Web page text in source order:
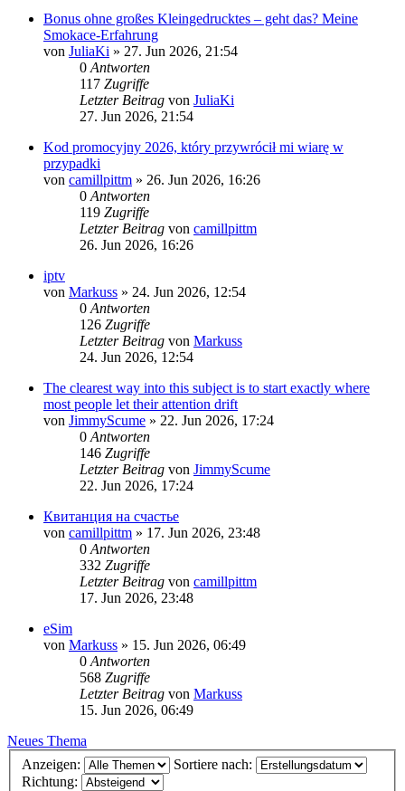
Bonus ohne großes Kleingedrucktes – geht das? Meine
Smokace-Erfahrung
von JuliaKi » 27. Jun 2026, 21:54
0Antworten
117 Zugriffe
Letzter Beitrag von JuliaKi
27. Jun 2026, 21:54
Kod promocyjny 2026, który przywrócił mi wiarę w
przypadki
von camillpittm » 26. Jun 2026, 16:26
0Antworten
119 Zugriffe
Letzter Beitrag von camillpittm
26. Jun 2026, 16:26
iptv
von Markuss » 24. Jun 2026, 12:54
0Antworten
126 Zugriffe
Letzter Beitrag von Markuss
24. Jun 2026, 12:54
The clearest way into this subject is to start exactly where
most people let their attention drift
von JimmyScume » 22. Jun 2026, 17:24
0Antworten
146 Zugriffe
Letzter Beitrag von JimmyScume
22. Jun 2026, 17:24
Квитанция на счастье
von camillpittm » 17. Jun 2026, 23:48
0Antworten
332 Zugriffe
Letzter Beitrag von camillpittm
17. Jun 2026, 23:48
eSim
von Markuss » 15. Jun 2026, 06:49
0Antworten
568 Zugriffe
Letzter Beitrag von Markuss
15. Jun 2026, 06:49
Neues Thema
Anzeigen:
Sortiere nach:
Richtung: